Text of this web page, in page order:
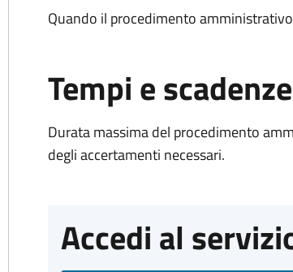
Quando il procedimento
Tempi e scadenze
Durata massima del procedimento
degli accertamenti necessari.
Accedi al